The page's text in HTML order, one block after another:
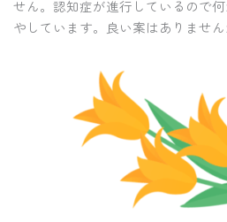
せん。認知症が進行しているので
やしています。良い案はありません